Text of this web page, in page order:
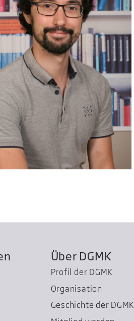
Über DGMK
Profil der DGMK
Organisation
Geschichte der DGMK